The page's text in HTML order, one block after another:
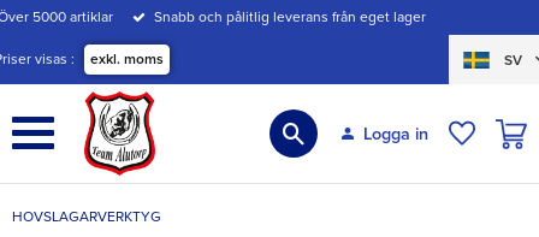
Meny
5000 artiklar Snabb och pålitlig leverans från eget lager
visas exkl. moms SV
Logga in
HOVSLAGARVERKTYG